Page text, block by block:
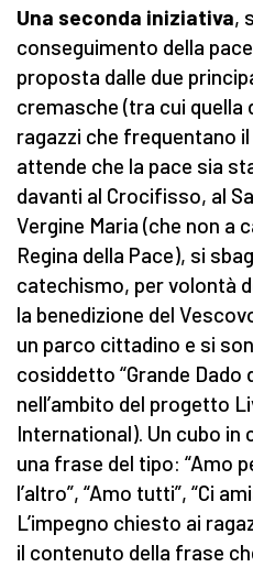
Una seconda iniziativa,
conseguimento della
proposta dalle due
cremasche (tra cui quella
ragazzi che frequentano
attende che la pace sia
davanti al Crocifisso, al
Vergine Maria (che non a
Regina della Pace), si
catechismo, per volontà
la benedizione del
un parco cittadino e si
cosiddetto “Grande Dado
nell’ambito del progetto
International). Un cubo
una frase del tipo: “Amo
l’altro”, “Amo tutti”, “Ci
L’impegno chiesto ai
il contenuto della frase